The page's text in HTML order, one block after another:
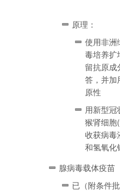
原理：
使用非洲
毒培养扩
留抗原成
答，并加
原性
用新型
猴肾细胞
收获病毒
和氢氧化
腺病毒载体疫苗
已（附条件